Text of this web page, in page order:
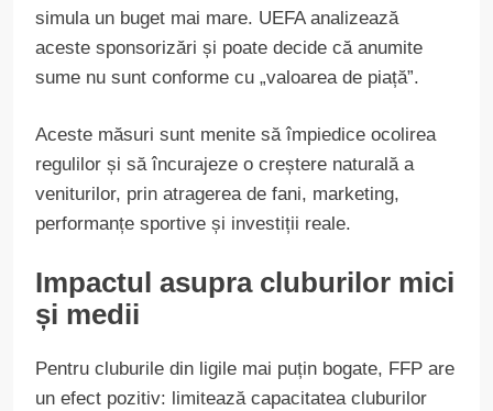
simula un buget mai mare. UEFA analizează
aceste sponsorizări și poate decide că anumite
sume nu sunt conforme cu „valoarea de piață”.
Aceste măsuri sunt menite să împiedice ocolirea
regulilor și să încurajeze o creștere naturală a
veniturilor, prin atragerea de fani, marketing,
performanțe sportive și investiții reale.
Impactul asupra cluburilor mici
și medii
Pentru cluburile din ligile mai puțin bogate, FFP are
un efect pozitiv: limitează capacitatea cluburilor